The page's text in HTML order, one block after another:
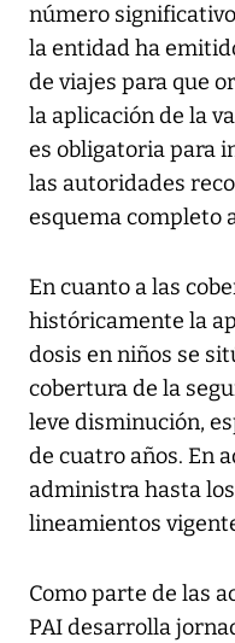
número
la entidad ha
de viajes para que
la aplicación de la
es obligatoria para
las autoridades
esquema completo
En cuanto a las
históricamente la
dosis en niños se
cobertura de la
leve disminución,
de cuatro años. En
administra hasta
lineamientos
Como parte de las
PAI desarrolla